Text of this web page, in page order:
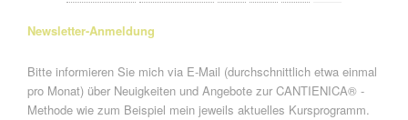
Newsletter-Anmeldung
Bitte informieren Sie mich via E-Mail (durchschnittlich etwa einmal
pro Monat) über Neuigkeiten und Angebote zur CANTIENICA® -
Methode wie zum Beispiel mein jeweils aktuelles Kursprogramm.